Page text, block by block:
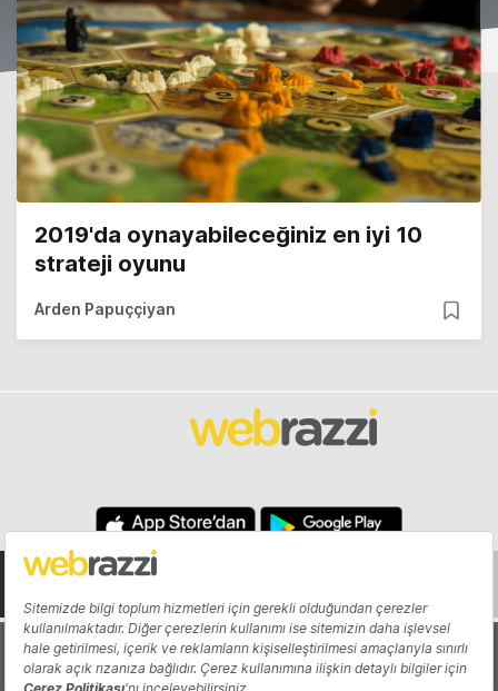
2019'da oynayabileceğiniz en iyi 10
strateji oyunu
Arden Papuççiyan
Hakkında Yazarlar